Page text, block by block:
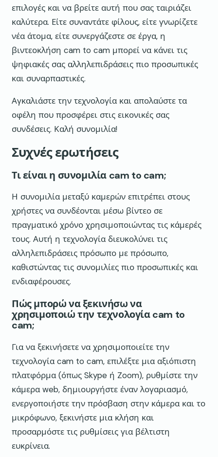
επιλογές και να βρείτε αυτή που σας ταιριάζει
καλύτερα. Είτε συναντάτε φίλους, είτε γνωρίζετε
νέα άτομα, είτε συνεργάζεστε σε έργα, η
βιντεοκλήση cam to cam μπορεί να κάνει τις
ψηφιακές σας αλληλεπιδράσεις πιο προσωπικές
και συναρπαστικές.
Αγκαλιάστε την τεχνολογία και απολαύστε τα
οφέλη που προσφέρει στις εικονικές σας
συνδέσεις. Καλή συνομιλία!
Συχνές ερωτήσεις
Τι είναι η συνομιλία cam to cam;
Η συνομιλία μεταξύ καμερών επιτρέπει στους
χρήστες να συνδέονται μέσω βίντεο σε
πραγματικό χρόνο χρησιμοποιώντας τις κάμερές
τους. Αυτή η τεχνολογία διευκολύνει τις
αλληλεπιδράσεις πρόσωπο με πρόσωπο,
καθιστώντας τις συνομιλίες πιο προσωπικές και
ενδιαφέρουσες.
Πώς μπορώ να ξεκινήσω να
χρησιμοποιώ την τεχνολογία cam to
cam;
Για να ξεκινήσετε να χρησιμοποιείτε την
τεχνολογία cam to cam, επιλέξτε μια αξιόπιστη
πλατφόρμα (όπως Skype ή Zoom), ρυθμίστε την
κάμερα web, δημιουργήστε έναν λογαριασμό,
ενεργοποιήστε την πρόσβαση στην κάμερα και το
μικρόφωνο, ξεκινήστε μια κλήση και
προσαρμόστε τις ρυθμίσεις για βέλτιστη
ευκρίνεια.